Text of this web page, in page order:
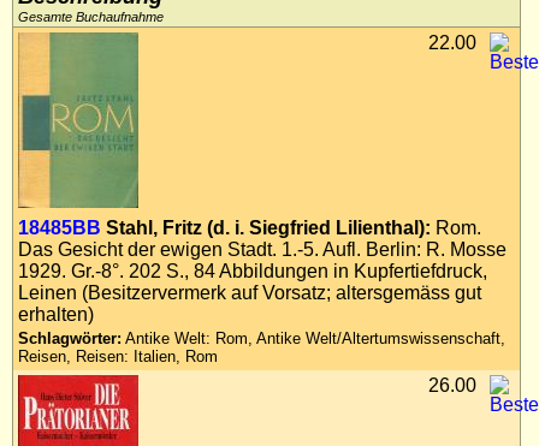
Warenkorb
Wir über uns
Newsletter kostenlos abonnieren
Sammlersoftware
Links
Impressum
Datenschutz
Gesamte Buchaufnahme
18485BB Stahl, Fritz (d. i. Siegfried Lilienthal): Rom.
Das Gesicht der ewigen Stadt. 1.-5. Aufl. Berlin: R. Mosse
1929. Gr.-8°. 202 S., 84 Abbildungen in Kupfertiefdruck,
Leinen (Besitzervermerk auf Vorsatz; altersgemäss gut
erhalten)
Schlagwörter: Antike Welt: Rom, Antike Welt/Altertumswissenschaft,
Reisen, Reisen: Italien, Rom
22.00
26.00